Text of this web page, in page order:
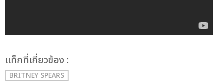
เเท็กที่เกี่ยวข้อง :
BRITNEY SPEARS